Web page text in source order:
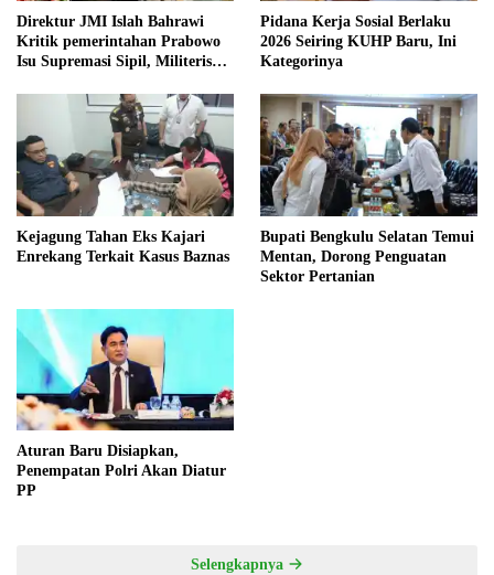
Direktur JMI Islah Bahrawi
Kritik pemerintahan Prabowo
Isu Supremasi Sipil, Militerisasi,
Pidana Kerja Sosial Berlaku
2026 Seiring KUHP Baru, Ini
Kategorinya
Kejagung Tahan Eks Kajari
Enrekang Terkait Kasus Baznas
Bupati Bengkulu Selatan Temui
Mentan, Dorong Penguatan
Sektor Pertanian
Aturan Baru Disiapkan,
Penempatan Polri Akan Diatur
PP
Selengkapnya